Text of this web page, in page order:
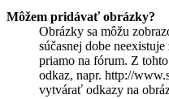
Môžem pridávať obrázky?
Obrázky sa môžu
súčasnej dobe
priamo na fórum. Z
odkaz, napr. http://
vytvárať odkazy na